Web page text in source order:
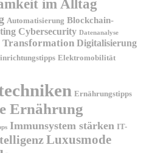
im Alltag
Automatisierung Blockchain-
Cybersecurity Datenanalyse
Digitalisierung
Elektromobilität
Ernährungstipps
Ernährung
Immunsystem stärken IT-
Luxusmode